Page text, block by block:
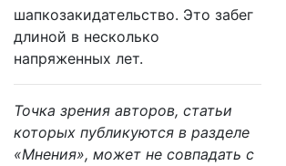
шапкозакидательство. Это забег
длиной в несколько
напряженных лет.
Точка зрения авторов, статьи
которых публикуются в разделе
«Мнения», может не совпадать с